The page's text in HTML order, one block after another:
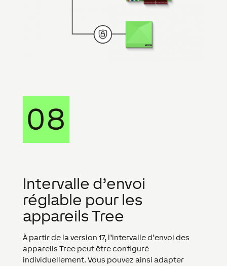
Intervalle d’envoi
réglable pour les
appareils Tree
À partir de la version 17, l’intervalle d’envoi des
appareils Tree peut être configuré
individuellement. Vous pouvez ainsi adapter